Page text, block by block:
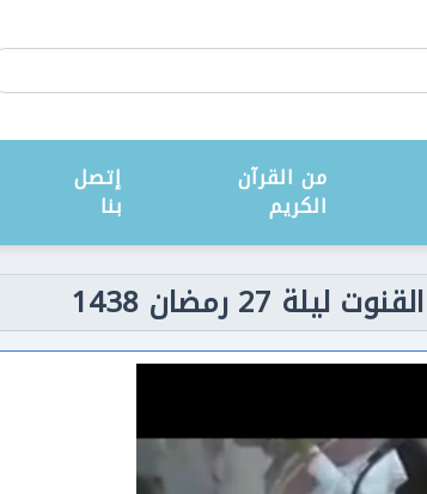
إتصل
بنا
من القرآن
الكريم
رمضان 1438